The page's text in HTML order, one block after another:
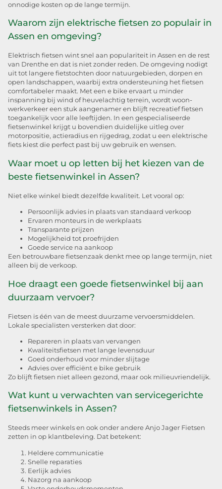
onnodige kosten op de lange termijn.
Waarom zijn elektrische fietsen zo populair in
Assen en omgeving?
Elektrisch fietsen wint snel aan populariteit in Assen en de rest
van Drenthe en dat is niet zonder reden. De omgeving nodigt
uit tot langere fietstochten door natuurgebieden, dorpen en
open landschappen, waarbij extra ondersteuning het fietsen
comfortabeler maakt. Met een e bike ervaart u minder
inspanning bij wind of heuvelachtig terrein, wordt woon-
werkverkeer een stuk aangenamer en blijft recreatief fietsen
toegankelijk voor alle leeftijden. In een gespecialiseerde
fietsenwinkel krijgt u bovendien duidelijke uitleg over
motorpositie, actieradius en rijgedrag, zodat u een elektrische
fiets kiest die perfect past bij uw gebruik en wensen.
Waar moet u op letten bij het kiezen van de
beste fietsenwinkel in Assen?
Niet elke winkel biedt dezelfde kwaliteit. Let vooral op:
Persoonlijk advies in plaats van standaard verkoop
Ervaren monteurs in de werkplaats
Transparante prijzen
Mogelijkheid tot proefrijden
Goede service na aankoop
Een betrouwbare fietsenzaak denkt mee op lange termijn, niet
alleen bij de verkoop.
Hoe draagt een goede fietsenwinkel bij aan
duurzaam vervoer?
Fietsen is één van de meest duurzame vervoersmiddelen.
Lokale specialisten versterken dat door:
Repareren in plaats van vervangen
Kwaliteitsfietsen met lange levensduur
Goed onderhoud voor minder slijtage
Advies over efficiënt e bike gebruik
Zo blijft fietsen niet alleen gezond, maar ook milieuvriendelijk.
Wat kunt u verwachten van servicegerichte
fietsenwinkels in Assen?
Steeds meer winkels en ook onder andere Anjo Jager Fietsen
zetten in op klantbeleving. Dat betekent:
Heldere communicatie
Snelle reparaties
Eerlijk advies
Nazorg na aankoop